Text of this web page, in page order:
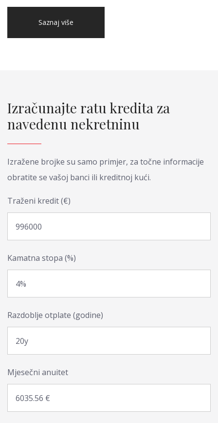
Saznaj više
Izračunajte ratu kredita za
navedenu nekretninu
Izražene brojke su samo primjer, za točne informacije
obratite se vašoj banci ili kreditnoj kući.
Traženi kredit (€)
Kamatna stopa (%)
Razdoblje otplate (godine)
Mjesečni anuitet